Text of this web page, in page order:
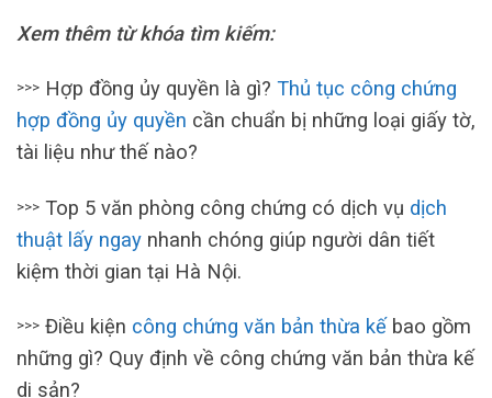
Xem thêm từ khóa tìm kiếm:
>>> Hợp đồng ủy quyền là gì? Thủ tục công chứng
hợp đồng ủy quyền cần chuẩn bị những loại giấy tờ,
tài liệu như thế nào?
>>> Top 5 văn phòng công chứng có dịch vụ dịch
thuật lấy ngay nhanh chóng giúp người dân tiết
kiệm thời gian tại Hà Nội.
>>> Điều kiện công chứng văn bản thừa kế bao gồm
những gì? Quy định về công chứng văn bản thừa kế
di sản?